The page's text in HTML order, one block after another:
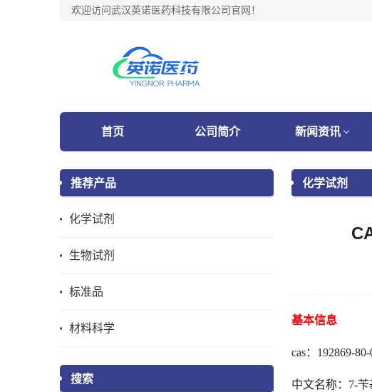
欢迎访问武汉英诺医药科技有限公司官网！
首页 公司简介 新闻资讯
推荐产品
化学试剂
生物试剂
标准品
材料科学
搜索
化学试剂
基本信息
cas：192869-80-
中文名称：7-苄